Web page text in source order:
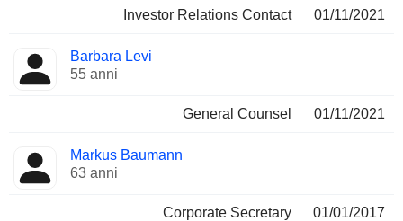
Investor Relations Contact 01/11/2021
Barbara Levi
55 anni
General Counsel 01/11/2021
Markus Baumann
63 anni
Corporate Secretary 01/01/2017